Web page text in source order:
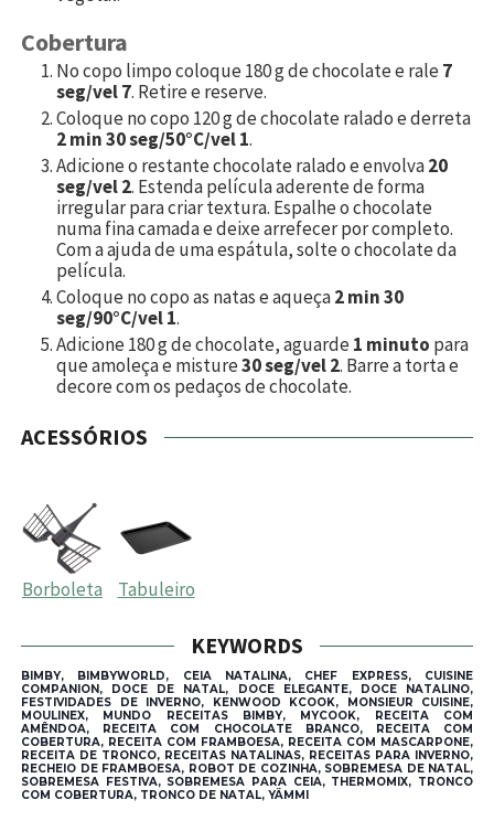
Cobertura
No copo limpo coloque180g de chocolate e rale7
seg/vel 7. Retire e reserve.
Coloque no copo 120g de chocolate ralado e derreta
2 min 30 seg/50°C/vel 1.
Adicione o restante chocolate ralado e envolva20
seg/vel 2. Estenda película aderente de forma
irregular para criar textura. Espalhe o chocolate
numa fina camada e deixe arrefecer por completo.
Com a ajuda de uma espátula, solte o chocolate da
película.
Coloque no copo as natas e aqueça2 min 30
seg/90°C/vel 1.
Adicione180g de chocolate, aguarde1 minuto para
que amoleça e misture30 seg/vel 2. Barre a torta e
decore com os pedaços de chocolate.
ACESSÓRIOS
Borboleta Tabuleiro
KEYWORDS
BIMBY, BIMBYWORLD, CEIA NATALINA, CHEF EXPRESS, CUISINE
COMPANION, DOCE DE NATAL, DOCE ELEGANTE, DOCE NATALINO,
FESTIVIDADES DE INVERNO, KENWOOD KCOOK, MONSIEUR CUISINE,
MOULINEX, MUNDO RECEITAS BIMBY, MYCOOK, RECEITA COM
AMÊNDOA, RECEITA COM CHOCOLATE BRANCO, RECEITA COM
COBERTURA, RECEITA COM FRAMBOESA, RECEITA COM MASCARPONE,
RECEITA DE TRONCO, RECEITAS NATALINAS, RECEITAS PARA INVERNO,
RECHEIO DE FRAMBOESA, ROBOT DE COZINHA, SOBREMESA DE NATAL,
SOBREMESA FESTIVA, SOBREMESA PARA CEIA, THERMOMIX, TRONCO
COM COBERTURA, TRONCO DE NATAL, YÄMMI